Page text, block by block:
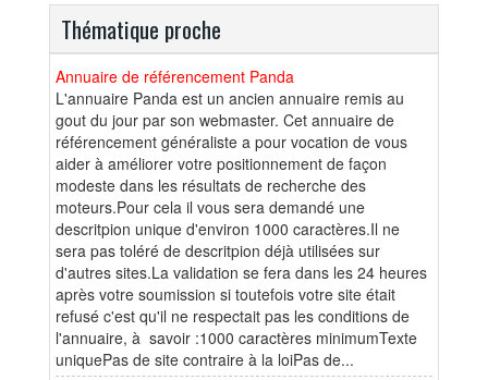
Thématique proche
Annuaire de référencement Panda
L'annuaire Panda est un ancien annuaire remis au
gout du jour par son webmaster. Cet annuaire de
référencement généraliste a pour vocation de vous
aider à améliorer votre positionnement de façon
modeste dans les résultats de recherche des
moteurs.Pour cela il vous sera demandé une
descritpion unique d'environ 1000 caractères.Il ne
sera pas toléré de descritpion déjà utilisées sur
d'autres sites.La validation se fera dans les 24 heures
après votre soumission si toutefois votre site était
refusé c'est qu'il ne respectait pas les conditions de
l'annuaire, à savoir :1000 caractères minimumTexte
uniquePas de site contraire à la loiPas de...